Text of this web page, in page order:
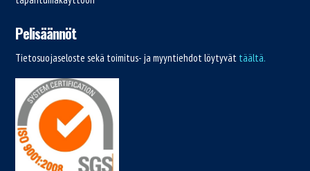
Pelisäännöt
Tietosuojaseloste sekä toimitus- ja myyntiehdot löytyvät täältä.